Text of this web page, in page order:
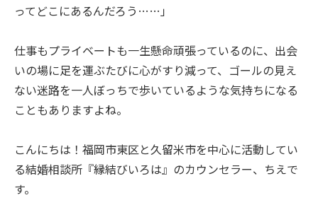
ってどこにあるんだろう……」
仕事もプライベートも一生懸命頑張っているのに、出会
いの場に足を運ぶたびに心がすり減って、ゴールの見え
ない迷路を一人ぼっちで歩いているような気持ちになる
こともありますよね。
こんにちは！福岡市東区と久留米市を中心に活動してい
る結婚相談所『縁結びいろは』のカウンセラー、ちえで
す。